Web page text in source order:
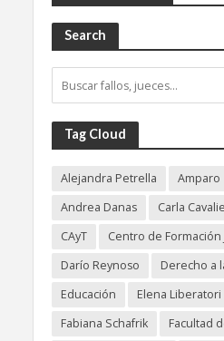
Search
Tag Cloud
Alejandra Petrella Amparo
Andrea Danas
Carla
CAyT
Centro de Formación
Darío Reynoso
Derecho a
Educación
Elena Liberatori
Fabiana Schafrik
Facultad